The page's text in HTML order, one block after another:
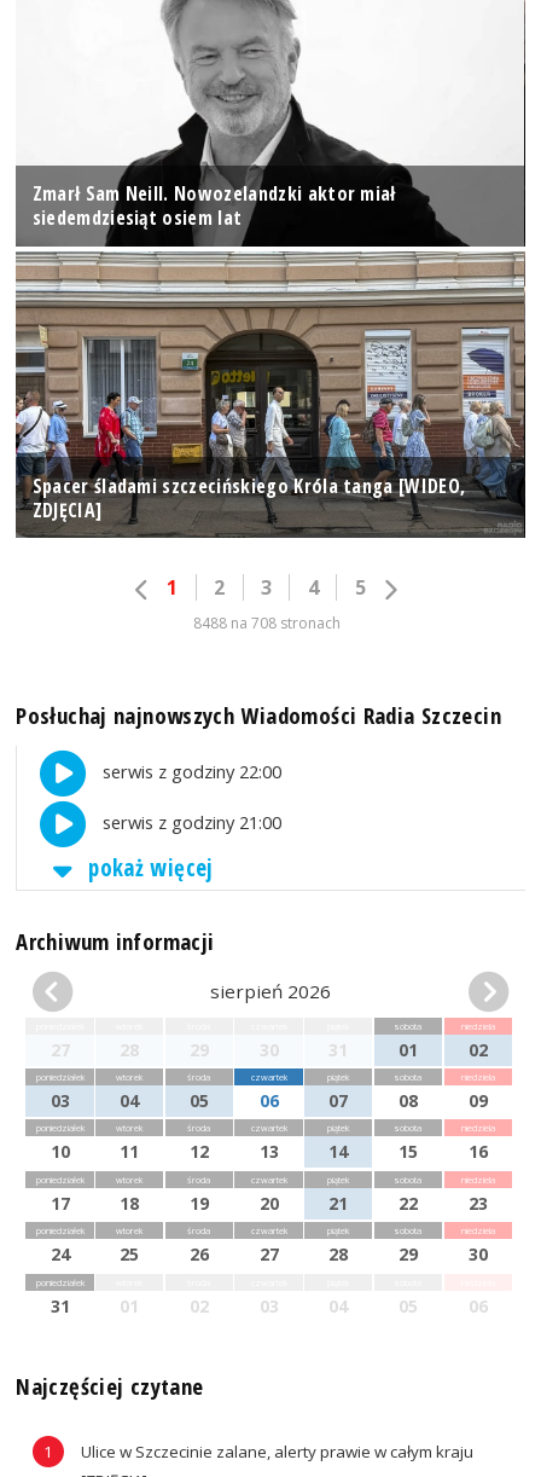
Zmarł Sam Neill. Nowozelandzki aktor miał
siedemdziesiąt osiem lat
Spacer śladami szczecińskiego Króla tanga [WIDEO,
ZDJĘCIA]
1 2 3 4 5
8488 na 708 stronach
Posłuchaj najnowszych Wiadomości Radia Szczecin
serwis z godziny 22:00
serwis z godziny 21:00
pokaż więcej
Archiwum informacji
sierpień 2026
27 28 29 30 31
sobota
01
niedziela
02
poniedziałek
03
wtorek
04
środa
05
czwartek
06
piątek
07
sobota
08
niedziela
09
poniedziałek
10
wtorek
11
środa
12
czwartek
13
piątek
14
sobota
15
niedziela
16
poniedziałek
17
wtorek
18
środa
19
czwartek
20
piątek
21
sobota
22
niedziela
23
poniedziałek
24
wtorek
25
środa
26
czwartek
27
piątek
28
sobota
29
niedziela
30
poniedziałek
31 01 02 03 04 05 06
Najczęściej czytane
Ulice w Szczecinie zalane, alerty prawie w całym kraju